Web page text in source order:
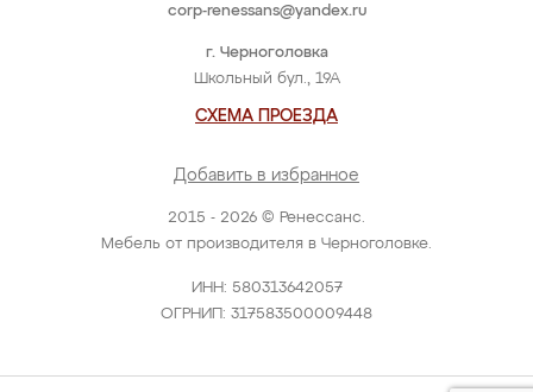
2015 - 2026 © Ренессанс.
Мебель от производителя в Черноголовке.
ИНН: 580313642057
ОГРНИП: 317583500009448
г. Черноголовка
Школьный бул., 19А
СХЕМА ПРОЕЗДА
Добавить в избранное
corp-renessans@yandex.ru